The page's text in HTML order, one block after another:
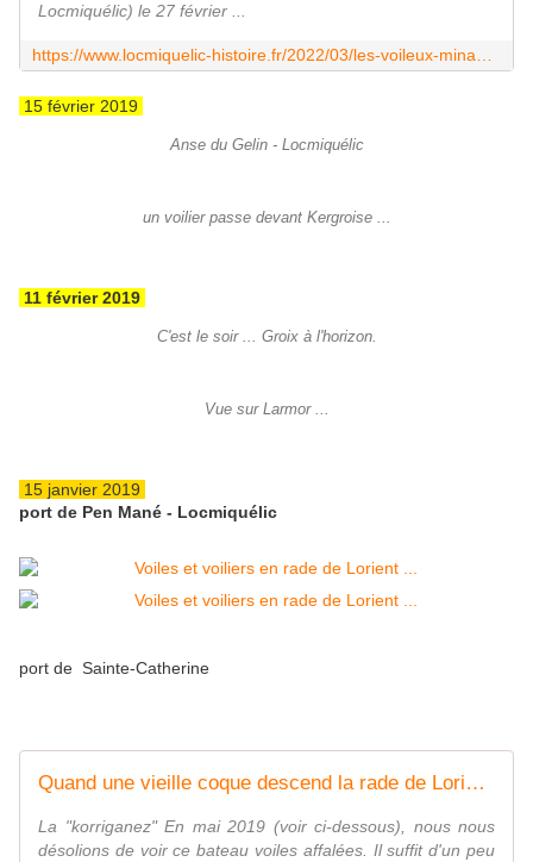
Locmiquélic) le 27 février ...
15 février 2019
Anse du Gelin - Locmiquélic
un voilier passe devant Kergroise ...
11 février 2019
C'est le soir ... Groix à l'horizon.
Vue sur Larmor ...
15 janvier 2019
port de Pen Mané - Locmiquélic
port de Sainte-Catherine
Quand une vieille coque descend la rade de Lorient ... - Hier, aujourd'hui, demain à Locmiquélic...
La "korriganez" En mai 2019 (voir ci-dessous), nous nous
désolions de voir ce bateau voiles affalées. Il suffit d'un peu